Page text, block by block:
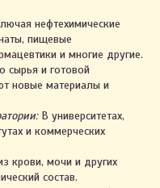
нефтехимические
пищевые
и многие другие.
сырья и готовой
новые материалы и
В университетах,
и коммерческих
крови, мочи и других
состав.